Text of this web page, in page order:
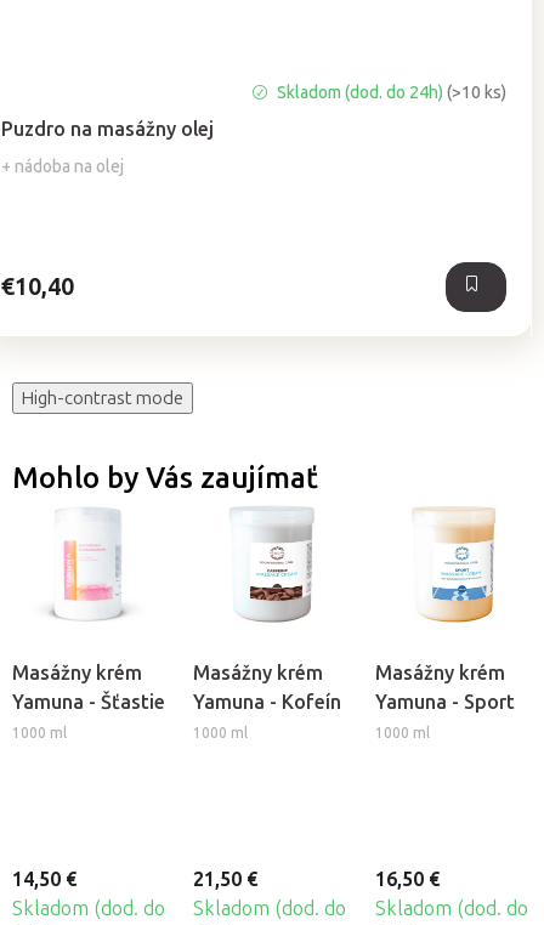
Puzdro na masážny olej
+ nádoba na olej
hodnotenie
produktu
je
Skladom (dod. do 24h)(>10 ks)
€10,40
High-contrast mode
Mohlo by Vás zaujímať
Masážny krém
Yamuna - Šťastie
1000 ml
14,50 €
Skladom (dod. do
Masážny krém
Yamuna - Kofeín
1000 ml
21,50 €
Skladom (dod. do
Masážny krém
Yamuna - Sport
1000 ml
16,50 €
Skladom (dod. do